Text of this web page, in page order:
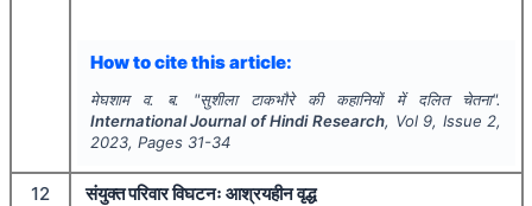
How to cite this article:
मेघशाम व. ब. "सुशीला टाकभौरे की कहानियों में दलित चेतना".
International Journal of Hindi Research, Vol 9, Issue 2,
2023, Pages 31-34
12
संयुक्त परिवार विघटनः आश्रयहीन वृद्ध